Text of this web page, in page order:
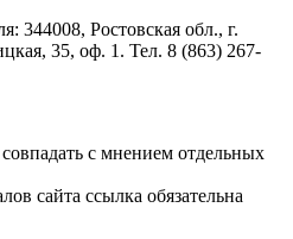
344008, Ростовская обл., г.
35, оф. 1. Тел. 8 (863) 267-
с мнением отдельных
сайта ссылка обязательна